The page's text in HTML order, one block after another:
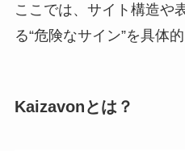
ここでは、サイト構造や
る“危険なサイン”を具体
Kaizavonとは？